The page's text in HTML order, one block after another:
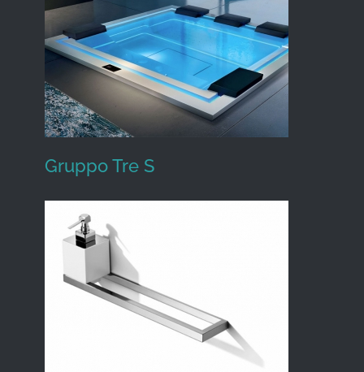
Blu Bleu
Gruppo Tre S
Gruppo Tre S